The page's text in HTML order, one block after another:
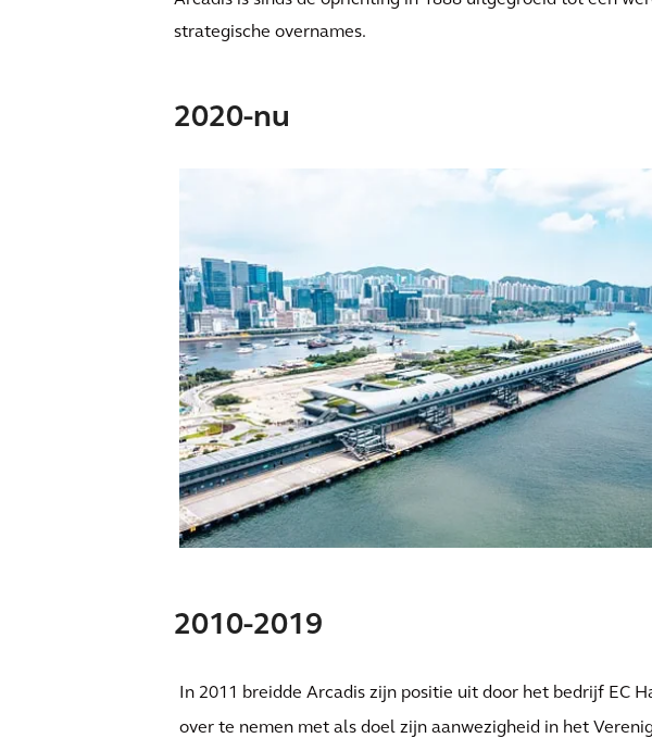
strategische overnames.
2020-nu
2010-2019
In 2011 breidde Arcadis zijn positie uit door het bedrijf EC
over te nemen met als doel zijn aanwezigheid in het